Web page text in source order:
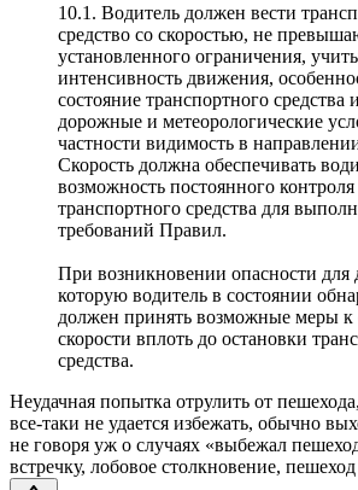
10.1. Водитель должен вести
средство со скоростью, не
установленного ограничения,
интенсивность движения,
состояние транспортного средства
дорожные и метеорологические
частности видимость в
Скорость должна обеспечивать
возможность постоянного
транспортного средства для
требований Правил.
При возникновении опасности для
которую водитель в состоянии
должен принять возможные меры
скорости вплоть до остановки
средства.
Неудачная попытка отрулить от
все-таки не удается избежать, обычно
не говоря уж о случаях «выбежал
встречку, лобовое столкновение,